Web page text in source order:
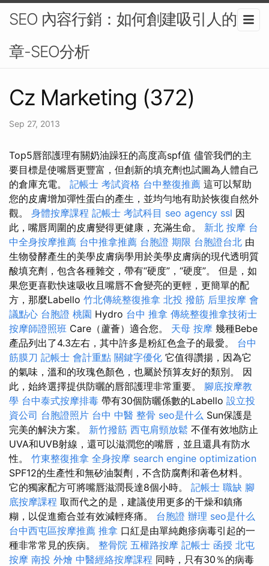
SEO 內容行銷：如何創建吸引人的文
章-SEO分析
Cz Marketing (372)
Sep 27, 2013
Top5唇部護理有關奶油躁狂的高度高spf值 儘管我們的主
要目標是使嘴唇更豐富，但創新的填充劑也試圖為人體自己
的倉庫充電。 記帳士 考試資格 台中整復推薦 這可以幫助
您的皮膚增加彈性蛋白的產生，並均勻地有助於恢復自然外
觀。 身體按摩課程 記帳士 考試科目 seo agency ssl 因
此，嘴唇周圍的皮膚變得更健康，充滿生命。 新北 按摩 台
中全身按摩推薦 台中推拿推薦 台胞證 期限 台胞證台北 由
生物發酵產生的美學皮膚病學用於美學皮膚病的現代透明質
酸填充劑，包含各種雜交，帶有“硬度”，“硬度”。 但是，如
果您更喜歡快速吸收且嘴唇不會變亮的更輕，更簡單的配
方，那麼Labello 竹北傳統整復推拿 北投 撥筋 后里按摩 會
議點心 台胞證 桃園 Hydro 台中 推拿 傳統整復推拿技術士
按摩師證照班 Care（蘆薈）適合您。 天母 按摩 幾種Bebe
產品列出了4.3左右，其中許多是粉紅色盒子的最愛。 台中
筋膜刀 記帳士 會計重點 關鍵字優化 它值得讚揚，因為它
的氣味，溫和的玫瑰色顏色，也屬於預算友好的類別。 因
此，始終選擇提供防曬的唇部護理非常重要。 腳底按摩教
學 台中泰式按摩排毒 帶有30個防曬係數的Labello 設立投
資公司 台胞證照片 台中 中醫 整骨 seo是什么 Sun保護是
完美的解決方案。 新竹撥筋 西屯肩頸放鬆 不僅有效地防止
UVA和UVB射線，還可以滋潤您的嘴唇，並且還具有防水
性。 竹東整復推拿 全身按摩 search engine optimization
SPF12的生產性和無矽油製劑，不含防腐劑和著色材料。
它的獨家配方可將嘴唇滋潤長達8個小時。 記帳士 職缺 腳
底按摩課程 取而代之的是，建議使用更多的干燥和鎮痛
糊，以促進癒合並有效減輕疼痛。 台胞證 辦理 seo是什么
台中西屯區按摩推薦 推拿 口紅是由單純皰疹病毒引起的一
種非常常見的疾病。 整骨院 五權路按摩 記帳士 函授 北屯
按摩 南投 外燴 中醫經絡按摩課程 同時，只有30％的病毒